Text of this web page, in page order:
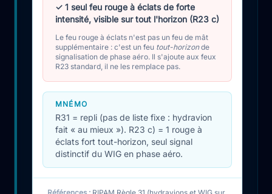
✓ 1 seul feu rouge à éclats de forte
intensité, visible sur tout l'horizon (R23 c)
Le feu rouge à éclats n'est pas un feu de mât
supplémentaire : c'est un feu tout-horizonde
signalisation de phase aéro. Il s'ajoute aux feux
R23 standard, il ne les remplace pas.
MNÉMO
R31 = repli (pas de liste fixe : hydravion
fait « au mieux »). R23 c) = 1 rouge à
éclats fort tout-horizon, seul signal
distinctif du WIG en phase aéro.